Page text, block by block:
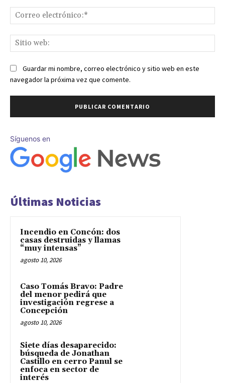
Guardar mi nombre, correo electrónico y sitio web en este
navegador la próxima vez que comente.
Síguenos en
Últimas Noticias
Incendio en Concón: dos
casas destruidas y llamas
“muy intensas”
agosto 10, 2026
Caso Tomás Bravo: Padre
del menor pedirá que
investigación regrese a
Concepción
agosto 10, 2026
Siete días desaparecido:
búsqueda de Jonathan
Castillo en cerro Panul se
enfoca en sector de
interés